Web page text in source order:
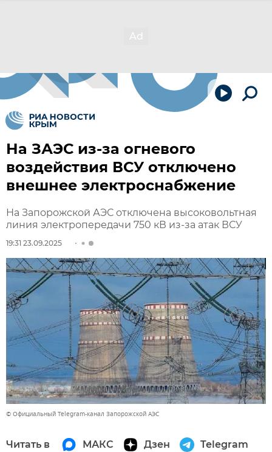
На ЗАЭС из-за огневого
воздействия ВСУ отключено
внешнее электроснабжение
На Запорожской АЭС отключена высоковольтная
линия электропередачи 750 кВ из-за атак ВСУ
19:31 23.09.2025
© Официальный Telegram-канал Запорожской АЭС
Читать в МАКС Дзен Telegram